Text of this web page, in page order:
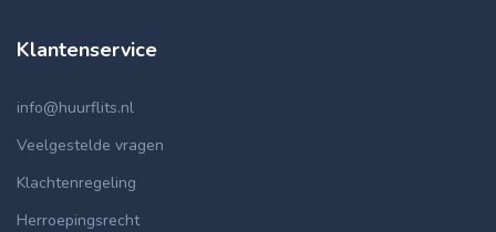
Klantenservice
info@huurflits.nl
Veelgestelde vragen
Klachtenregeling
Herroepingsrecht